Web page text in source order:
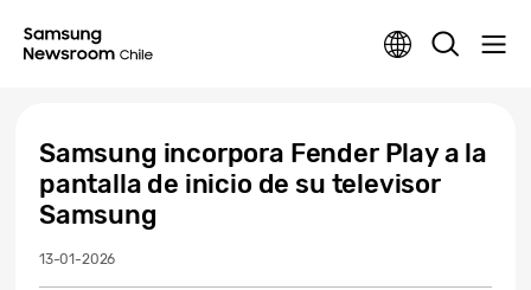
Samsung incorpora Fender Play a la
pantalla de inicio de su televisor
Samsung
13-01-2026